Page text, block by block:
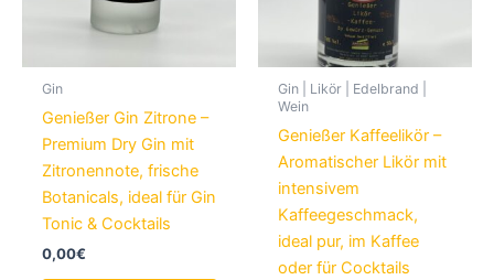
Gin
Genießer Gin Zitrone –
Premium Dry Gin mit
Zitronennote, frische
Botanicals, ideal für Gin
Tonic & Cocktails
0,00€
Gin | Likör | Edelbrand |
Wein
Genießer Kaffeelikör –
Aromatischer Likör mit
intensivem
Kaffeegeschmack,
ideal pur, im Kaffee
oder für Cocktails